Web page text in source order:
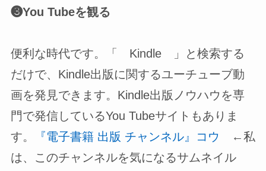
❸You Tubeを観る
便利な時代です。「 Kindle 」と検索する
だけで、Kindle出版に関するユーチューブ動
画を発見できます。Kindle出版ノウハウを専
門で発信しているYou Tubeサイトもありま
す。
『電子書籍 出版 チャンネル』コウ
←私
は、このチャンネルを気になるサムネイル